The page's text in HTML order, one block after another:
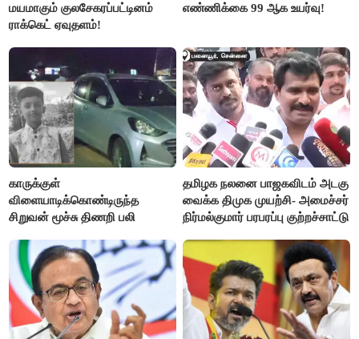
மயமாகும் குலசேகரப்பட்டினம்
ராக்கெட் ஏவுதளம்!
எண்ணிக்கை 99 ஆக உயர்வு!
காருக்குள்
விளையாடிக்கொண்டிருந்த
சிறுவன் மூச்சு திணறி பலி
தமிழக நலனை பாஜகவிடம் அடகு
வைக்க திமுக முயற்சி- அமைச்சர்
நிர்மல்குமார் பரபரப்பு குற்றச்சாட்டு